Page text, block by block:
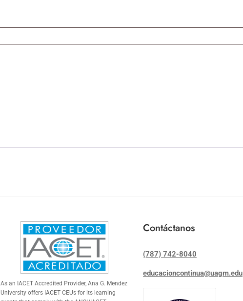
As an IACETAccredited Provider, Ana G. Mendez
University offers IACETCEUs for its learning
Contáctanos
(787) 742-8040
educacioncontinua@uagm.edu